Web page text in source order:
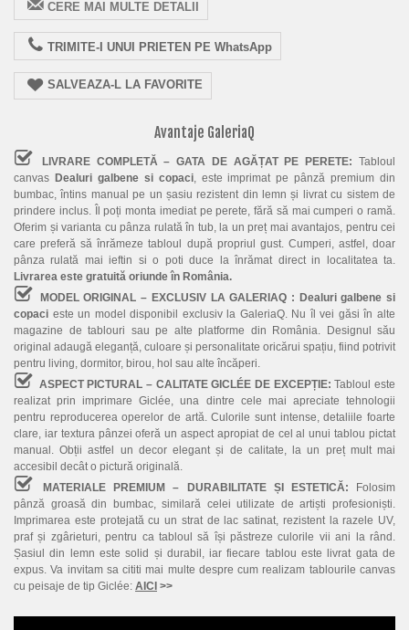
CERE MAI MULTE DETALII
TRIMITE-I UNUI PRIETEN PE WhatsApp
SALVEAZA-L LA FAVORITE
Avantaje GaleriaQ
LIVRARE COMPLETĂ – GATA DE AGĂȚAT PE PERETE:Tabloul
canvas Dealuri galbene si copaci, este imprimat pe pânză premium din
bumbac, întins manual pe un șasiu rezistent din lemn și livrat cu sistem de
prindere inclus. Îl poți monta imediat pe perete, fără să mai cumperi o ramă.
Oferim și varianta cu pânza rulată în tub, la un preț mai avantajos, pentru cei
care preferă să înrămeze tabloul după propriul gust. Cumperi, astfel, doar
pânza rulată mai ieftin si o poti duce la înrămat direct in localitatea ta.
Livrarea este gratuită oriunde în România.
MODEL ORIGINAL – EXCLUSIV LA GALERIAQ : Dealuri galbene si
copaci este un model disponibil exclusiv la GaleriaQ. Nu îl vei găsi în alte
magazine de tablouri sau pe alte platforme din România. Designul său
original adaugă eleganță, culoare și personalitate oricărui spațiu, fiind potrivit
pentru living, dormitor, birou, hol sau alte încăperi.
ASPECT PICTURAL – CALITATE GICLÉE DE EXCEPȚIE: Tabloul este
realizat prin imprimare Giclée, una dintre cele mai apreciate tehnologii
pentru reproducerea operelor de artă. Culorile sunt intense, detaliile foarte
clare, iar textura pânzei oferă un aspect apropiat de cel al unui tablou pictat
manual. Obții astfel un decor elegant și de calitate, la un preț mult mai
accesibil decât o pictură originală.
MATERIALE PREMIUM – DURABILITATE ȘI ESTETICĂ: Folosim
pânză groasă din bumbac, similară celei utilizate de artiști profesioniști.
Imprimarea este protejată cu un strat de lac satinat, rezistent la razele UV,
praf și zgârieturi, pentru ca tabloul să își păstreze culorile vii ani la rând.
Șasiul din lemn este solid și durabil, iar fiecare tablou este livrat gata de
expus. Va invitam sa cititi mai multe despre cum realizam tablourile canvas
cu peisaje de tip Giclée: AICI >>